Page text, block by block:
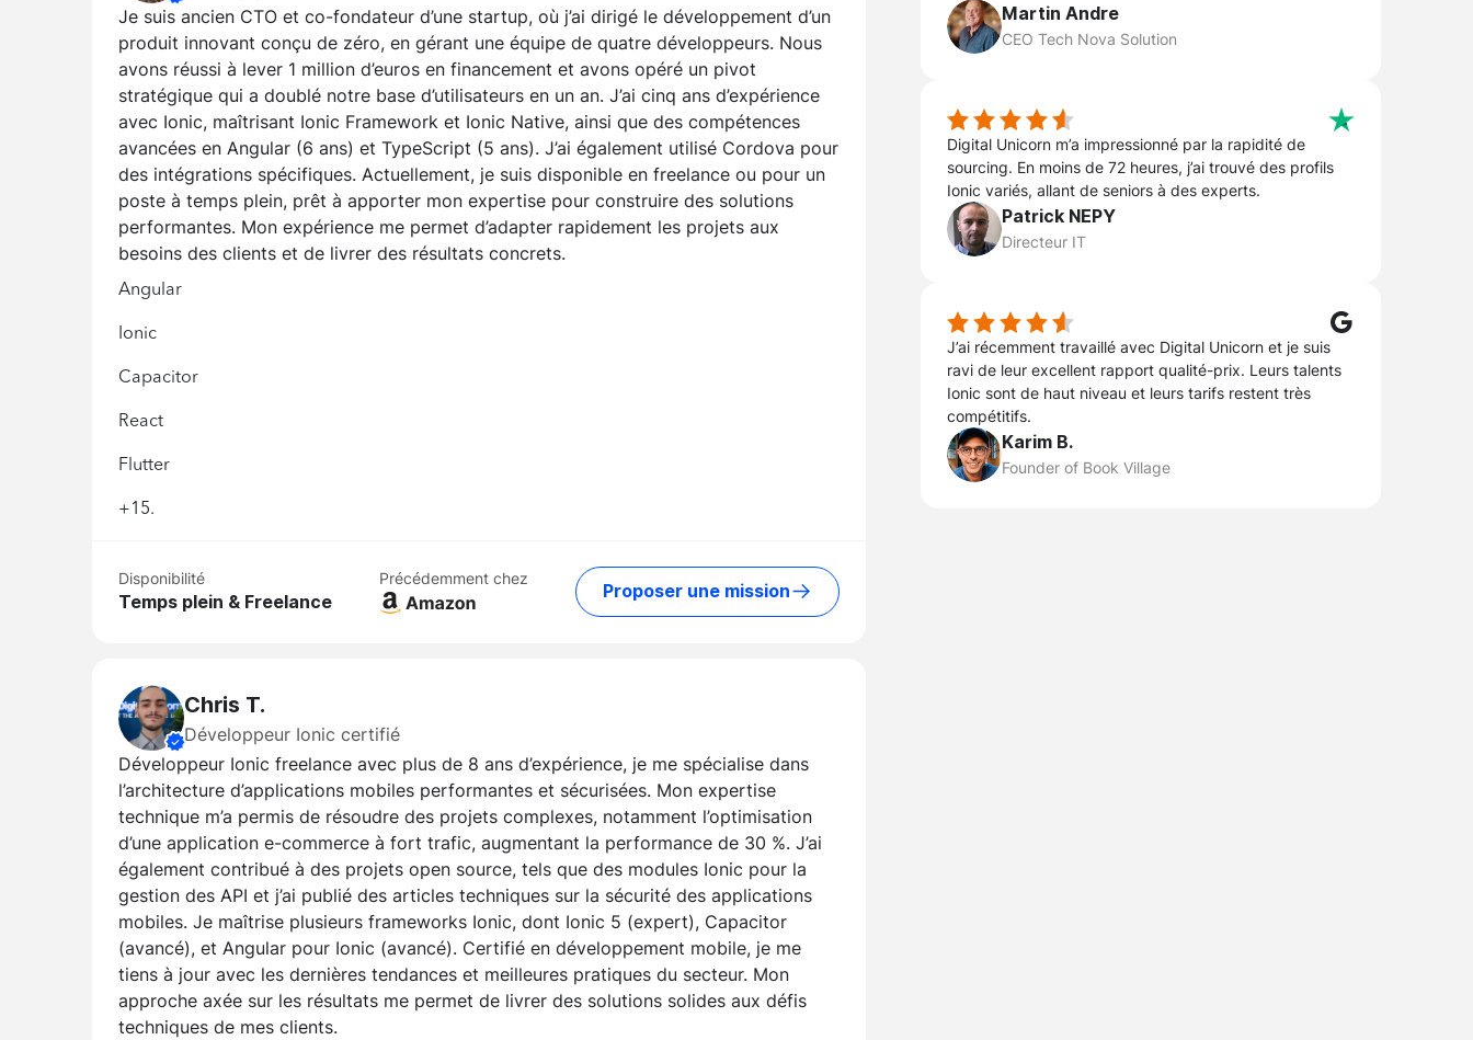
Je suis ancien CTO et co-fondateur d’une startup, où j’ai dirigé le développement d’un
produit innovant conçu de zéro, en gérant une équipe de quatre développeurs. Nous
avons réussi à lever 1 million d’euros en financement et avons opéré un pivot
stratégique qui a doublé notre base d’utilisateurs en un an. J’ai cinq ans d’expérience
avec Ionic, maîtrisant Ionic Framework et Ionic Native, ainsi que des compétences
avancées en Angular (6 ans) et TypeScript (5 ans). J’ai également utilisé Cordova pour
des intégrations spécifiques. Actuellement, je suis disponible en freelance ou pour un
poste à temps plein, prêt à apporter mon expertise pour construire des solutions
performantes. Mon expérience me permet d’adapter rapidement les projets aux
besoins des clients et de livrer des résultats concrets.
Angular
Ionic
Capacitor
React
Flutter
+15.
Disponibilité
Temps plein & Freelance
Précédemment chez
Proposer une mission
Chris T.
Développeur Ionic certifié
Développeur Ionic freelance avec plus de 8 ans d’expérience, je me spécialise dans
l’architecture d’applications mobiles performantes et sécurisées. Mon expertise
technique m’a permis de résoudre des projets complexes, notamment l’optimisation
d’une application e-commerce à fort trafic, augmentant la performance de 30 %. J’ai
également contribué à des projets open source, tels que des modules Ionic pour la
gestion des API et j’ai publié des articles techniques sur la sécurité des applications
mobiles. Je maîtrise plusieurs frameworks Ionic, dont Ionic 5 (expert), Capacitor
(avancé), et Angular pour Ionic (avancé). Certifié en développement mobile, je me
tiens à jour avec les dernières tendances et meilleures pratiques du secteur. Mon
approche axée sur les résultats me permet de livrer des solutions solides aux défis
techniques de mes clients.
Martin Andre
CEO Tech Nova Solution
Digital Unicorn m’a impressionné par la rapidité de
sourcing. En moins de 72 heures, j’ai trouvé des profils
Ionic variés, allant de seniors à des experts.
Patrick NEPY
Directeur IT
J’ai récemment travaillé avec Digital Unicorn et je suis
ravi de leur excellent rapport qualité-prix. Leurs talents
Ionic sont de haut niveau et leurs tarifs restent très
compétitifs.
Karim B.
Founder of Book Village